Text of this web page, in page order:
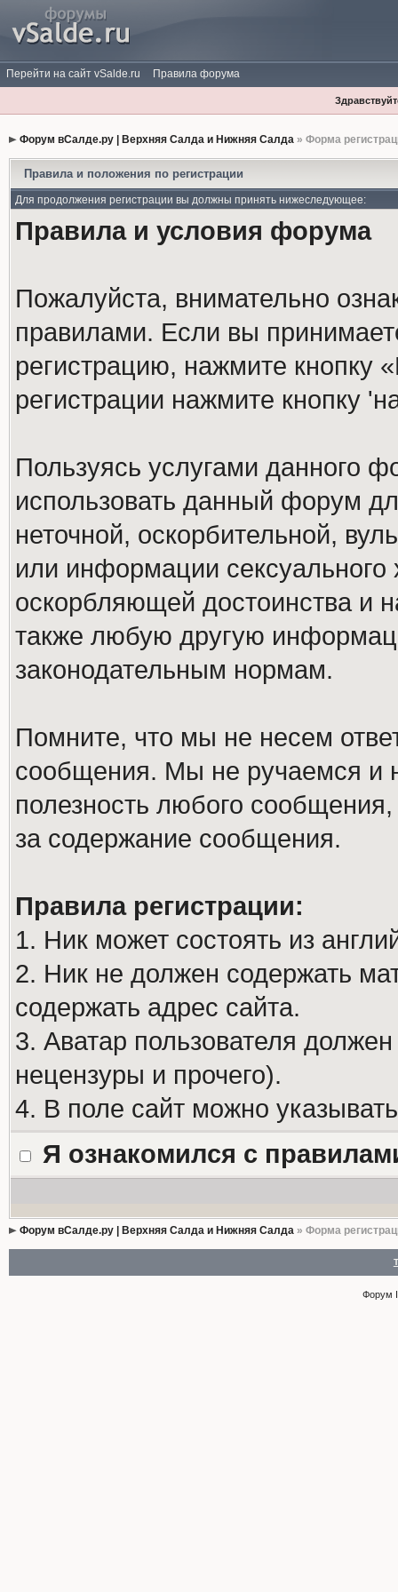
Перейти на сайт vSalde.ru Правила форума
Форум вСалде.ру | Верхняя Салда и Нижняя Салда» Форма
Правила и положения по регистрации
Для продолжения регистрации вы должны принять нижеследующее:
Правила и условия форума
Пожалуйста, внимательно
правилами. Если вы
регистрацию, нажмите кнопку
регистрации нажмите кнопку
Пользуясь услугами данного
использовать данный форум
неточной, оскорбительной,
или информации
оскорбляющей достоинства и
также любую другую
законодательным нормам.
Помните, что мы не несем
сообщения. Мы не ручаемся и
полезность любого
за содержание сообщения.
Правила регистрации:
1. Ник может состоять из
2. Ник не должен содержать
содержать адрес сайта.
3. Аватар пользователя
нецензуры и прочего).
4. В поле сайт можно
Я ознакомился с
Форум вСалде.ру | Верхняя Салда и Нижняя Салда» Форма
Форум